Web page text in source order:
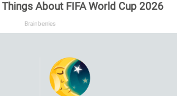
About FIFA World Cup 2026
Brainberries